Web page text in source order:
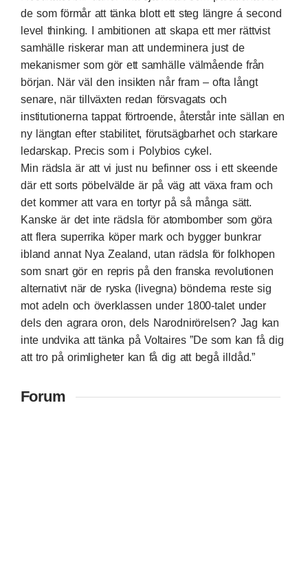
de som förmår att tänka blott ett steg längre á second
level thinking. I ambitionen att skapa ett mer rättvist
samhälle riskerar man att underminera just de
mekanismer som gör ett samhälle välmående från
början. När väl den insikten når fram – ofta långt
senare, när tillväxten redan försvagats och
institutionerna tappat förtroende, återstår inte sällan en
ny längtan efter stabilitet, förutsägbarhet och starkare
ledarskap. Precis som i Polybios cykel.
Min rädsla är att vi just nu befinner oss i ett skeende
där ett sorts pöbelvälde är på väg att växa fram och
det kommer att vara en tortyr på så många sätt.
Kanske är det inte rädsla för atombomber som göra
att flera superrika köper mark och bygger bunkrar
ibland annat Nya Zealand, utan rädsla för folkhopen
som snart gör en repris på den franska revolutionen
alternativt när de ryska (livegna) bönderna reste sig
mot adeln och överklassen under 1800-talet under
dels den agrara oron, dels Narodnirörelsen? Jag kan
inte undvika att tänka på Voltaires ”De som kan få dig
att tro på orimligheter kan få dig att begå illdåd.”
Forum